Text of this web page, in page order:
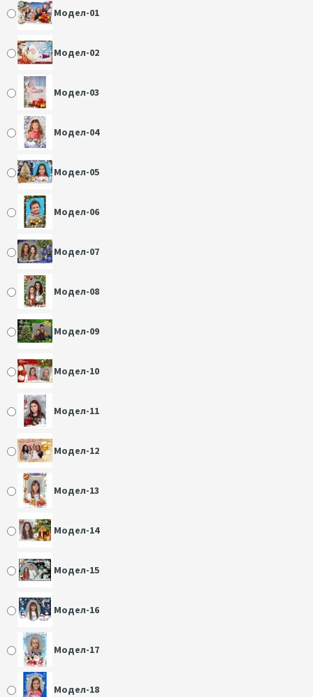
Модел-01
Модел-02
Модел-03
Модел-04
Модел-05
Модел-06
Модел-07
Модел-08
Модел-09
Модел-10
Модел-11
Модел-12
Модел-13
Модел-14
Модел-15
Модел-16
Модел-17
Модел-18